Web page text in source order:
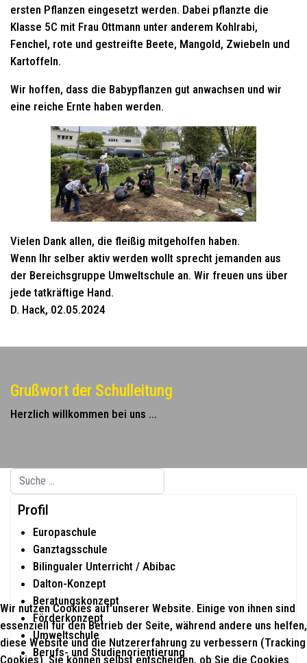
ersten Pflanzen eingesetzt werden. Dabei pflanzte die
Klasse 5C mit Frau Ottmann unter anderem Kohlrabi,
Fenchel, rote und gestreifte Beete, Mangold, Zwiebeln und
Kartoffeln.
Wir hoffen, dass die Babypflanzen gut anwachsen und wir
eine reiche Ernte haben werden.
Vielen Dank allen, die fleißig mitgeholfen haben.
Wenn Ihr selber aktiv werden wollt sprecht jemanden aus
der Bereichsgruppe Umweltschule an. Wir freuen uns über
jede tatkräftige Hand.
D. Hack, 02.05.2024
Grußwort der Schulleitung
Herzlich willkommen bei uns ...
Suchen
Type 2 or more characters for results.
Profil
Europaschule
Ganztagsschule
Bilingualer Unterricht / Abibac
Dalton-Konzept
Beratungskonzept
Förderkonzept
Umweltschule
Berufs- und Studienorientierung
Wir nutzen Cookies auf unserer Website. Einige von ihnen sind
essenziell für den Betrieb der Seite, während andere uns helfen,
diese Website und die Nutzererfahrung zu verbessern (Tracking
Cookies). Sie können selbst entscheiden, ob Sie die Cookies